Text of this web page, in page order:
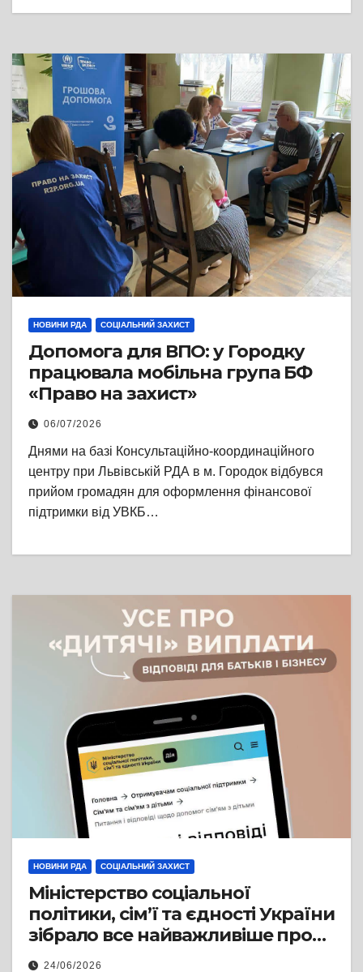
НОВИНИ РДА СОЦІАЛЬНИЙ ЗАХИСТ
Допомога для ВПО: у Городку
працювала мобільна група БФ
«Право на захист»
06/07/2026
Днями на базі Консультаційно-координаційного
центру при Львівській РДА в м. Городок відбувся
прийом громадян для оформлення фінансової
підтримки від УВКБ…
НОВИНИ РДА СОЦІАЛЬНИЙ ЗАХИСТ
Міністерство соціальної
політики, сім’ї та єдності України
зібрало все найважливіше про
«дитячі» виплати в одному місц
24/06/2026